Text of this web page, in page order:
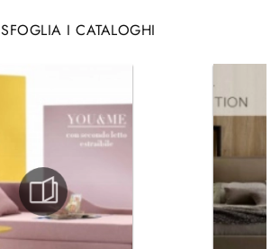
SFOGLIA I CATALOGHI